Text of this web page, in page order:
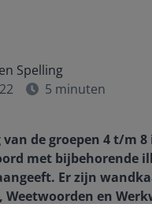
Spelling
5 minuten
de groepen 4 t/m
met bijbehorende
Er zijn
en